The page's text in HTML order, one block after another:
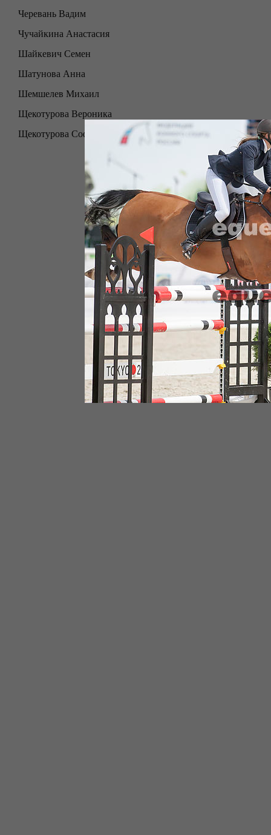
Черевань Вадим
Чучайкина Анастасия
Шайкевич Семен
Шатунова Анна
Шемшелев Михаил
Щекотурова Вероника
Щекотурова Софья